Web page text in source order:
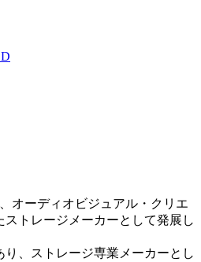
オーディオビジュアル・クリエ
トレージメーカーとして発展し
、ストレージ専業メーカーとし